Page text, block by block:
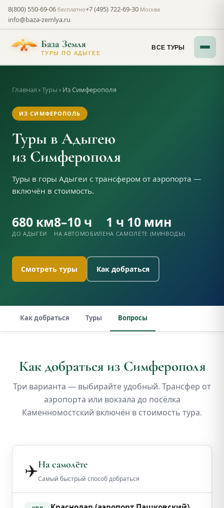
8(800) 550-69-06 бесплатно+7 (495) 722-69-30 Москва
info@baza-zemlya.ru
База Земля
ТУРЫ ПО АДЫГЕЕ
ВСЕ ТУРЫ
Главная ›Туры › Из Симферополя
ИЗ СИМФЕРОПОЛЬ
Туры в Адыгею
из Симферополя
Туры в горы Адыгеи с трансфером от аэропорта —
включён в стоимость.
680 км
ДО АДЫГЕИ
8–10 ч
НА АВТОМОБИЛЕ
1 ч 10 мин
НА САМОЛЁТЕ (МИНВОДЫ)
Смотреть туры Как добраться
Как добраться Туры Вопросы
Как добраться из Симферополя
Три варианта — выбирайте удобный. Трансфер от
аэропорта или вокзала до посёлка
Каменномостский включён в стоимость тура.
✈️На самолёте
Самый быстрый способ добраться